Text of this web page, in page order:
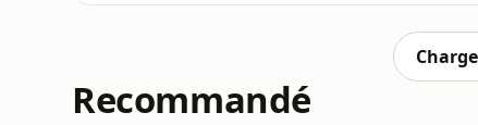
Recommandé